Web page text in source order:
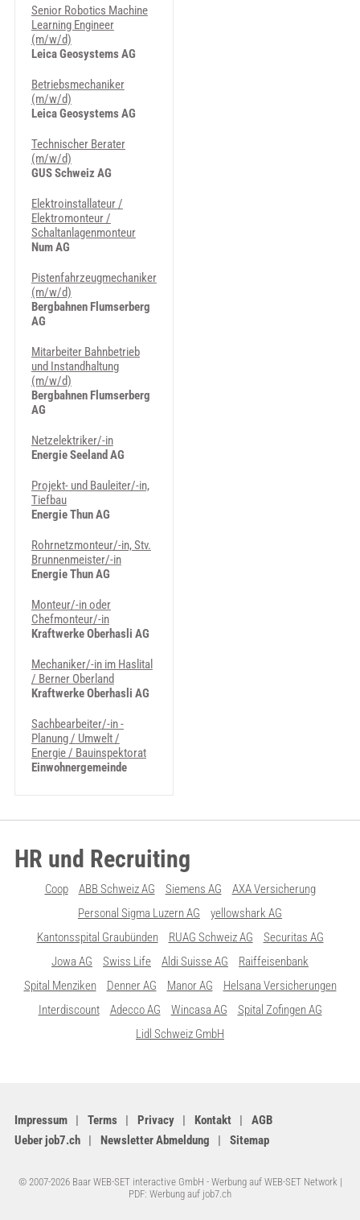
Senior Robotics Machine
Learning Engineer
(m/w/d)
Leica Geosystems AG
Betriebsmechaniker
(m/w/d)
Leica Geosystems AG
Technischer Berater
(m/w/d)
GUS Schweiz AG
Elektroinstallateur /
Elektromonteur /
Schaltanlagenmonteur
Num AG
Pistenfahrzeugmechaniker
(m/w/d)
Bergbahnen Flumserberg
AG
Mitarbeiter Bahnbetrieb
und Instandhaltung
(m/w/d)
Bergbahnen Flumserberg
AG
Netzelektriker/-in
Energie Seeland AG
Projekt- und Bauleiter/-in,
Tiefbau
Energie Thun AG
Rohrnetzmonteur/-in, Stv.
Brunnenmeister/-in
Energie Thun AG
Monteur/-in oder
Chefmonteur/-in
Kraftwerke Oberhasli AG
Mechaniker/-in im Haslital
/ Berner Oberland
Kraftwerke Oberhasli AG
Sachbearbeiter/-in -
Planung / Umwelt /
Energie / Bauinspektorat
Einwohnergemeinde
HR und Recruiting
Coop ABB Schweiz AG Siemens AG
AXA Versicherung
Personal Sigma Luzern AG
yellowshark AG
Kantonsspital Graubünden
RUAG Schweiz AG
Securitas AG
Jowa AG
Swiss Life Aldi Suisse AG
Raiffeisenbank
Spital Menziken
Denner AG Manor AG
Helsana Versicherungen
Interdiscount
Adecco AG Wincasa AG
Spital Zofingen AG
Lidl Schweiz GmbH
Impressum Terms Privacy Kontakt
AGB
Ueber job7.ch
Newsletter Abmeldung Sitemap
© 2007-2026 Baar WEB-SET interactive GmbH - Werbung auf WEB-SET Network |
PDF: Werbung auf job7.ch